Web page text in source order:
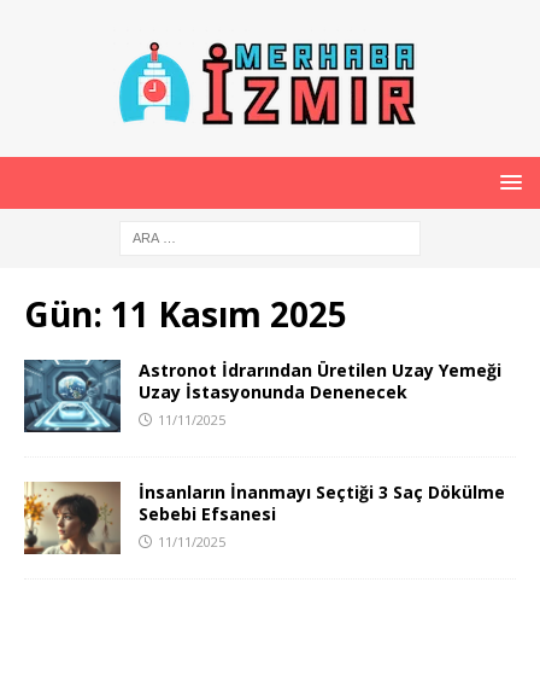
Gün: 11 Kasım 2025
Astronot İdrarından Üretilen Uzay Yemeği
Uzay İstasyonunda Denenecek
11/11/2025
İnsanların İnanmayı Seçtiği 3 Saç Dökülme
Sebebi Efsanesi
11/11/2025